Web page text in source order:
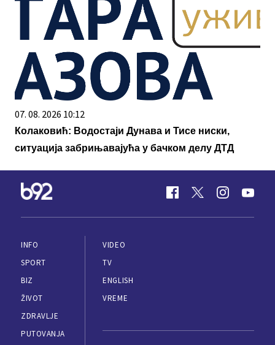
07. 08. 2026 10:12
Колаковић: Водостаји Дунава и Тисе ниски,
ситуација забрињавајућа у бачком делу ДТД
INFO
SPORT
BIZ
ŽIVOT
ZDRAVLJE
PUTOVANJA
VIDEO
TV
ENGLISH
VREME